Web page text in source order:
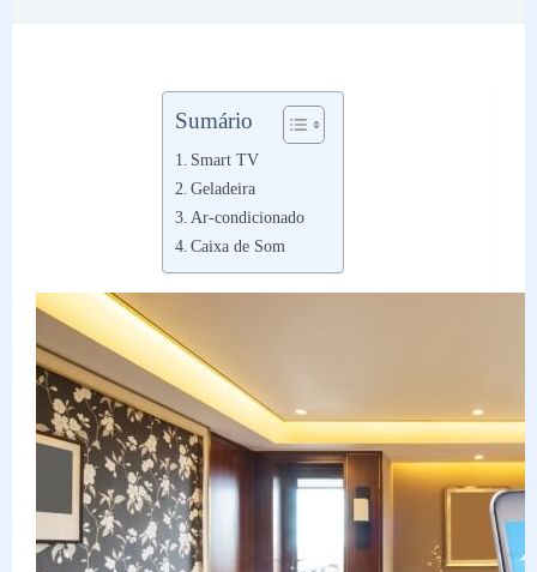
Sumário
Smart TV
Geladeira
Ar-condicionado
Caixa de Som